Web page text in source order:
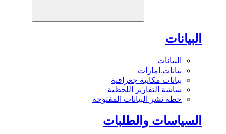
البيانات
البيانات
بيانات.امارات
بيانات مكانية جغرافية
شاشة التقارير اللحظية
خطة نشر البيانات المفتوحة
السياسات والطلبات